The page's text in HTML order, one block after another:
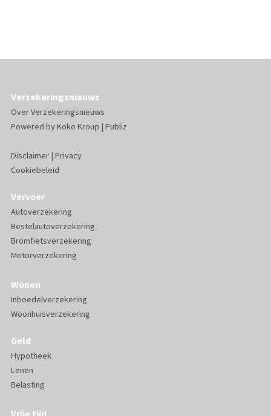
Verzekeringsnieuws
Over Verzekeringsnieuws
Powered byKoko Kroup | Publiz
Disclaimer| Privacy
Cookiebeleid
Vervoer
Autoverzekering
Bestelautoverzekering
Bromfietsverzekering
Motorverzekering
Wonen
Inboedelverzekering
Woonhuisverzekering
Geld
Hypotheek
Lenen
Belasting
Vrije tijd